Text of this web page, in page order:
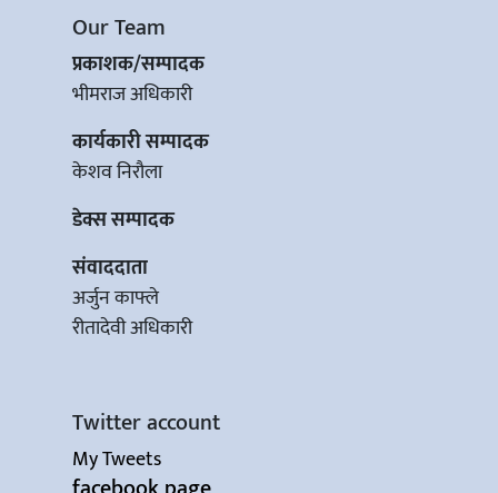
Our Team
प्रकाशक/सम्पादक
भीमराज अधिकारी
कार्यकारी सम्पादक
केशव निरौला
डेक्स सम्पादक
संवाददाता
अर्जुन काफ्ले
रीतादेवी अधिकारी
Twitter account
My Tweets